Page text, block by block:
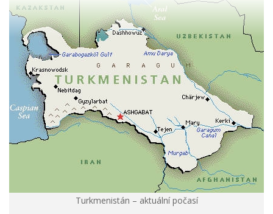
Turkmenistán – aktuální počasí